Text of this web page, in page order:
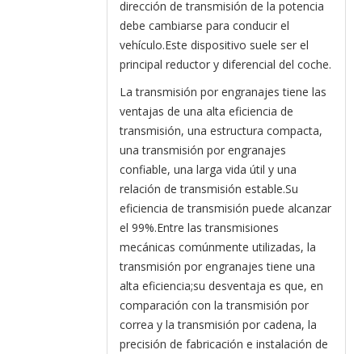
dirección de transmisión de la potencia
debe cambiarse para conducir el
vehículo.Este dispositivo suele ser el
principal reductor y diferencial del coche.
La transmisión por engranajes tiene las
ventajas de una alta eficiencia de
transmisión, una estructura compacta,
una transmisión por engranajes
confiable, una larga vida útil y una
relación de transmisión estable.Su
eficiencia de transmisión puede alcanzar
el 99%.Entre las transmisiones
mecánicas comúnmente utilizadas, la
transmisión por engranajes tiene una
alta eficiencia;su desventaja es que, en
comparación con la transmisión por
correa y la transmisión por cadena, la
precisión de fabricación e instalación de